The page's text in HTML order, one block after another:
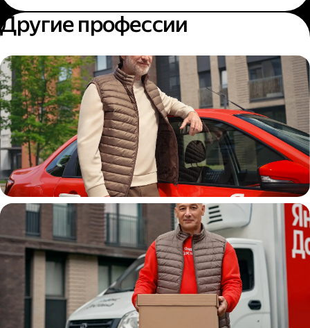
Другие профессии
Автокурьер